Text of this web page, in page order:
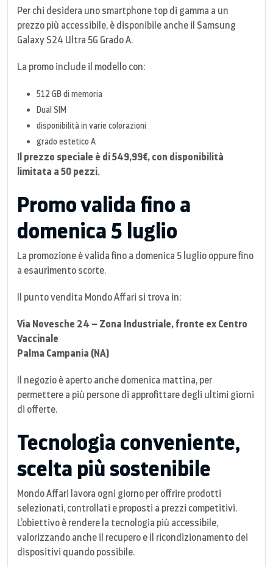
Per chi desidera uno smartphone top di gamma a un
prezzo più accessibile, è disponibile anche il Samsung
Galaxy S24 Ultra 5G Grado A.
La promo include il modello con:
512 GB di memoria
Dual SIM
disponibilità in varie colorazioni
grado estetico A
Il prezzo speciale è di 549,99€, con disponibilità
limitata a 50 pezzi.
Promo valida fino a
domenica 5 luglio
La promozione è valida fino a domenica 5 luglio oppure fino
a esaurimento scorte.
Il punto vendita Mondo Affari si trova in:
Via Novesche 24 – Zona Industriale, fronte ex Centro
Vaccinale
Palma Campania (NA)
Il negozio è aperto anche domenica mattina, per
permettere a più persone di approfittare degli ultimi giorni
di offerte.
Tecnologia conveniente,
scelta più sostenibile
Mondo Affari lavora ogni giorno per offrire prodotti
selezionati, controllati e proposti a prezzi competitivi.
L’obiettivo è rendere la tecnologia più accessibile,
valorizzando anche il recupero e il ricondizionamento dei
dispositivi quando possibile.